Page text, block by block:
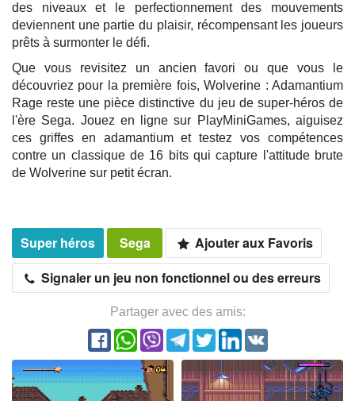
des niveaux et le perfectionnement des mouvements
deviennent une partie du plaisir, récompensant les joueurs
prêts à surmonter le défi.
Que vous revisitez un ancien favori ou que vous le
découvriez pour la première fois, Wolverine : Adamantium
Rage reste une pièce distinctive du jeu de super-héros de
l'ère Sega. Jouez en ligne sur PlayMiniGames, aiguisez
ces griffes en adamantium et testez vos compétences
contre un classique de 16 bits qui capture l'attitude brute
de Wolverine sur petit écran.
Super héros Sega
Ajouter aux Favoris
Signaler un jeu non fonctionnel ou des erreurs
Partager avec des amis: